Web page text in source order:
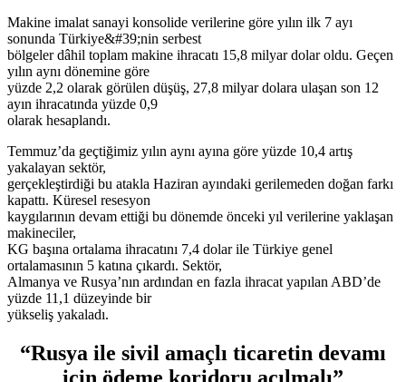
Makine imalat sanayi konsolide verilerine göre yılın ilk 7 ayı
sonunda Türkiye&#39;nin serbest
bölgeler dâhil toplam makine ihracatı 15,8 milyar dolar oldu. Geçen
yılın aynı dönemine göre
yüzde 2,2 olarak görülen düşüş, 27,8 milyar dolara ulaşan son 12
ayın ihracatında yüzde 0,9
olarak hesaplandı.
Temmuz’da geçtiğimiz yılın aynı ayına göre yüzde 10,4 artış
yakalayan sektör,
gerçekleştirdiği bu atakla Haziran ayındaki gerilemeden doğan farkı
kapattı. Küresel resesyon
kaygılarının devam ettiği bu dönemde önceki yıl verilerine yaklaşan
makineciler,
KG başına ortalama ihracatını 7,4 dolar ile Türkiye genel
ortalamasının 5 katına çıkardı. Sektör,
Almanya ve Rusya’nın ardından en fazla ihracat yapılan ABD’de
yüzde 11,1 düzeyinde bir
yükseliş yakaladı.
“Rusya ile sivil amaçlı ticaretin devamı
için ödeme koridoru açılmalı”